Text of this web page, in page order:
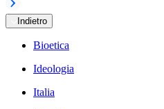
Indietro
Bioetica
Ideologia
Italia